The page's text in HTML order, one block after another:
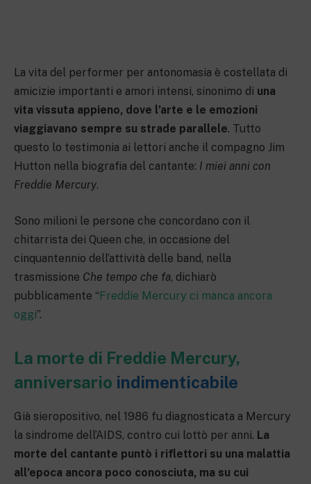
La vita del performer per antonomasia è costellata di
amicizie importanti e amori intensi, sinonimo di una
vita vissuta appieno, dove l’arte e le emozioni
viaggiavano sempre su strade parallele. Tutto
questo lo testimonia ai lettori anche il compagno Jim
Hutton nella biografia del cantante: I miei anni con
Freddie Mercury.
Sono milioni le persone che concordano con il
chitarrista dei Queen che, in occasione del
cinquantennio dell’attività delle band, nella
trasmissione Che tempo che fa, dichiarò
pubblicamente “Freddie Mercury ci manca ancora
oggi”.
La morte di Freddie Mercury,
anniversario indimenticabile
Già sieropositivo, nel 1986 fu diagnosticata a Mercury
la sindrome dell’AIDS, contro cui lottò per anni. La
morte del cantante puntò i riflettori su una malattia
all’epoca ancora poco conosciuta, ma su cui